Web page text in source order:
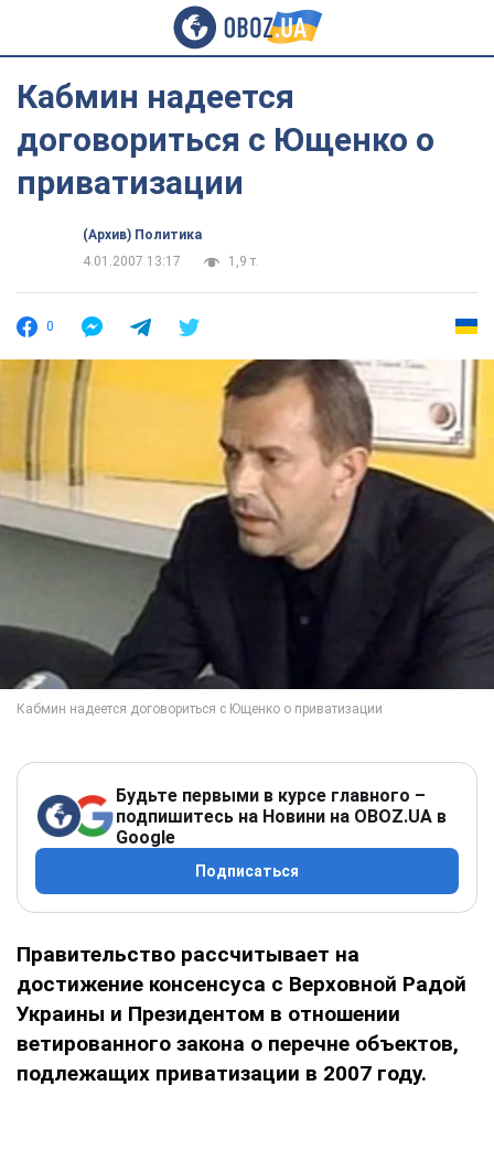
Кабмин надеется
договориться с Ющенко о
приватизации
(Архив) Политика
4.01.2007 13:17
1,9 т.
0
Будьте первыми в курсе главного –
подпишитесь на Новини на OBOZ.UA в
Google
Подписаться
Правительство рассчитывает на
достижение консенсуса с Верховной Радой
Украины и Президентом в отношении
ветированного закона о перечне объектов,
подлежащих приватизации в 2007 году.